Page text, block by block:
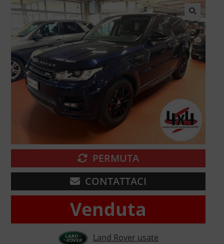
🔍
PERMUTA
CONTATTACI
Venduta
Land Rover usate